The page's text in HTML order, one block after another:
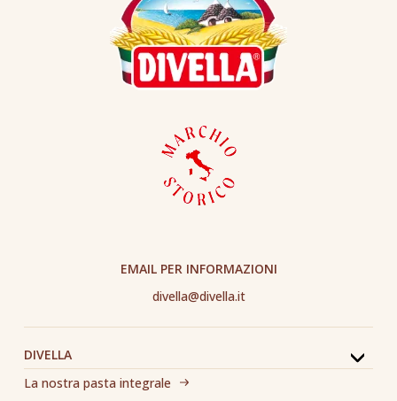
DIVELLA
La nostra pasta integrale
EMAIL PER INFORMAZIONI
divella@divella.it